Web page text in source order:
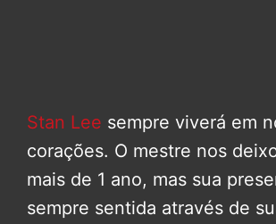
Stan Lee sempre viverá em
corações. O mestre nos
mais de 1 ano, mas sua
sempre sentida através de